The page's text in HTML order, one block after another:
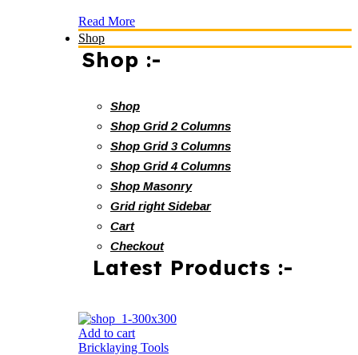
Read More
Shop
Shop :-
Shop
Shop Grid 2 Columns
Shop Grid 3 Columns
Shop Grid 4 Columns
Shop Masonry
Grid right Sidebar
Cart
Checkout
Latest Products :-
Add to cart
Bricklaying Tools